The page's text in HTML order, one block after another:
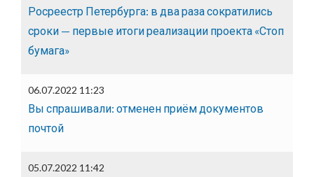
Росреестр Петербурга: в два раза сократились
сроки — первые итоги реализации проекта «Стоп
бумага»
06.07.2022 11:23
Вы спрашивали: отменен приём документов
почтой
05.07.2022 11:42